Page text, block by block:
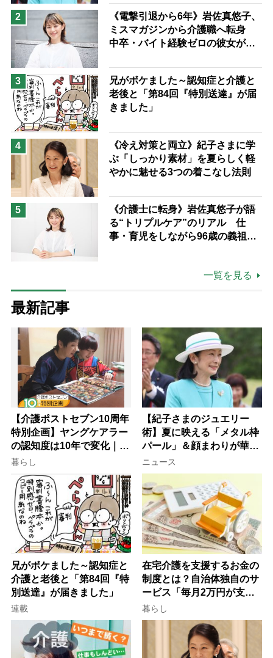
予防法
2
《電撃引退から6年》岩佐真悠子、
ミスマガジンから介護職へ転身
中卒・バイト経験ゼロの彼女が見
ながら自分らしくいられる」
3
兄がボケました～認知症と介護と
老後と「第84回『特別送達』が届
きました」
4
《冷え対策と両立》紀子さまに学
ぶ「しっかり素材」を夏らしく軽
やかに魅せる3つの着こなし法則
5
《介護士に転身》岩佐真悠子が語
る“トリプルケア”のリアル 仕
事・育児をしながら96歳の義祖母
一覧を見る
最新記事
【介護ポストセブン10周年
特別企画】ヤングケアラー
の認知度は10年で変化｜流
行語大賞にノミネート、法
律にも明記されたが果たし
て現在は？
暮らし
【紀子さまのジュエリー
術】夏に映える「メタル枠
パール」＆顔まわりが華や
ぐ「揺れる一粒」の使い分
け方
ニュース
兄がボケました～認知症と
介護と老後と「第84回『特
別送達』が届きました」
連載
在宅介護を支援するお金の
制度とは？自治体独自のサ
ービス「毎月2万円が支給
される」ケースも【FP解
説】
暮らし